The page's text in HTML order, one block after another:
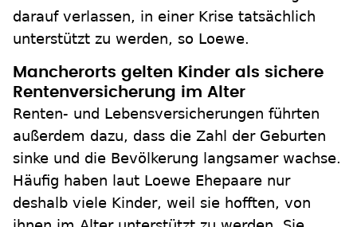
darauf verlassen, in einer Krise tatsächlich
unterstützt zu werden, so Loewe.
Mancherorts gelten Kinder als sichere
Rentenversicherung im Alter
Renten- und Lebensversicherungen führten
außerdem dazu, dass die Zahl der Geburten
sinke und die Bevölkerung langsamer wachse.
Häufig haben laut Loewe Ehepaare nur
deshalb viele Kinder, weil sie hofften, von